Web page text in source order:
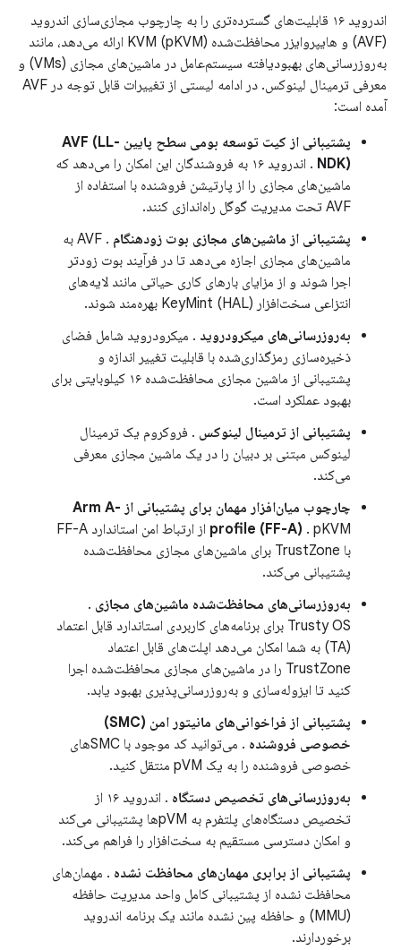
اندروید ۱۶ قابلیت‌های گسترده‌تری را به چارچوب مجازی‌سازی اندروید
(AVF) و هایپروایزر محافظت‌شده KVM (pKVM) ارائه می‌دهد، مانند
به‌روزرسانی‌های بهبودیافته سیستم‌عامل در ماشین‌های مجازی (VMs) و
معرفی ترمینال لینوکس. در ادامه لیستی از تغییرات قابل توجه در AVF
آمده است:
پشتیبانی از کیت توسعه بومی سطح پایین AVF (LL-
NDK)
. اندروید ۱۶ به فروشندگان این امکان را می‌دهد که
ماشین‌های مجازی را از پارتیشن فروشنده با استفاده از
AVF تحت مدیریت گوگل راه‌اندازی کنند.
پشتیبانی از ماشین‌های مجازی بوت زودهنگام
. AVF به
ماشین‌های مجازی اجازه می‌دهد تا در فرآیند بوت زودتر
اجرا شوند و از مزایای بارهای کاری حیاتی مانند لایه‌های
انتزاعی سخت‌افزار KeyMint (HAL) بهره‌مند شوند.
به‌روزرسانی‌های میکرودروید . میکرودروید شامل فضای
ذخیره‌سازی رمزگذاری‌شده با قابلیت تغییر اندازه و
پشتیبانی از ماشین مجازی محافظت‌شده ۱۶ کیلوبایتی برای
بهبود عملکرد است.
پشتیبانی از ترمینال لینوکس . فروکروم یک ترمینال
لینوکس مبتنی بر دبیان را در یک ماشین مجازی معرفی
می‌کند.
چارچوب میان‌افزار مهمان برای پشتیبانی از Arm A-
profile (FF-A)
. pKVM از ارتباط امن استاندارد FF-A
با TrustZone برای ماشین‌های مجازی محافظت‌شده
پشتیبانی می‌کند.
به‌روزرسانی‌های محافظت‌شده ماشین‌های مجازی .
Trusty OS برای برنامه‌های کاربردی استاندارد قابل اعتماد
(TA) به شما امکان می‌دهد اپلت‌های قابل اعتماد
TrustZone را در ماشین‌های مجازی محافظت‌شده اجرا
کنید تا ایزوله‌سازی و به‌روزرسانی‌پذیری بهبود یابد.
پشتیبانی از فراخوانی‌های مانیتور امن (SMC)
خصوصی فروشنده
. می‌توانید کد موجود با SMCهای
خصوصی فروشنده را به یک pVM منتقل کنید.
به‌روزرسانی‌های تخصیص دستگاه
. اندروید ۱۶ از
تخصیص دستگاه‌های پلتفرم به pVMها پشتیبانی می‌کند
و امکان دسترسی مستقیم به سخت‌افزار را فراهم می‌کند.
پشتیبانی از برابری مهمان‌های محافظت نشده . مهمان‌های
محافظت نشده از پشتیبانی کامل واحد مدیریت حافظه
(MMU) و حافظه پین ​​نشده مانند یک برنامه اندروید
برخوردارند.